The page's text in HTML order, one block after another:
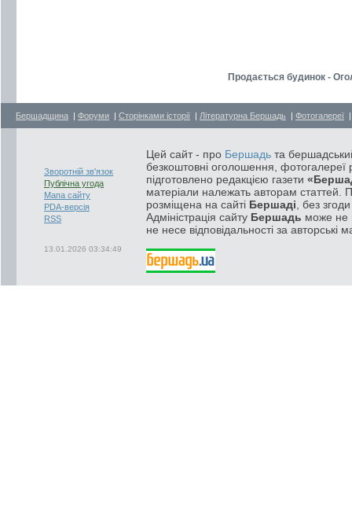
Продається будинок -
Бершадщина | Форуми | Сторінками історії | Літературна Бершадь | Фотогалереї
Зворотній зв'язок
Публічна угода
Мапа сайту
PDA-версія
RSS
13.01.2026 03:34:49
Цей сайт - про Бершадь та
безкоштовні оголошення, фотогалереї
підготовлено редакцією газети
матеріали належать авторам статтей.
розміщена на сайті Бершаді , без
Адміністрація сайту Бершадь може не
не несе відповідальності за авторські